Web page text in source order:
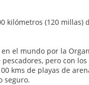
kilómetros (120
el mundo por la
pero con
kms de playas de
seguro.